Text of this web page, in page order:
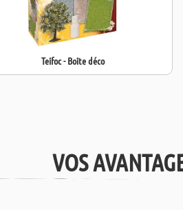
Teifoc - Boîte déco
VOS